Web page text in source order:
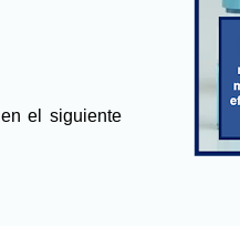
en el siguiente